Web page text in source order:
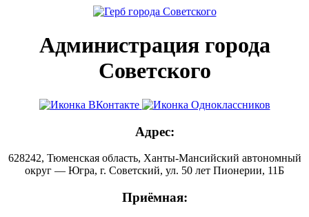
Администрация города
Советского
Адрес:
628242, Тюменская область, Ханты-Мансийский автономный
округ — Югра, г. Советский, ул. 50 лет Пионерии, 11Б
Приёмная: